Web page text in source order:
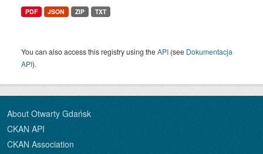
PDF JSON ZIP TXT
You can also access this registry using theAPI (see Dokumentacja
API).
About Otwarty Gdańsk
CKAN API
CKAN Association